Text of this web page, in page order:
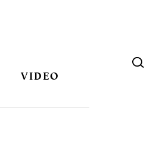
VIDEO